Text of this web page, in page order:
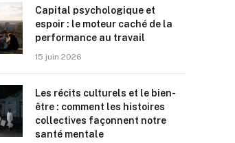
Capital psychologique et
espoir : le moteur caché de la
performance au travail
15 juin 2026
Les récits culturels et le bien-
être : comment les histoires
collectives façonnent notre
santé mentale